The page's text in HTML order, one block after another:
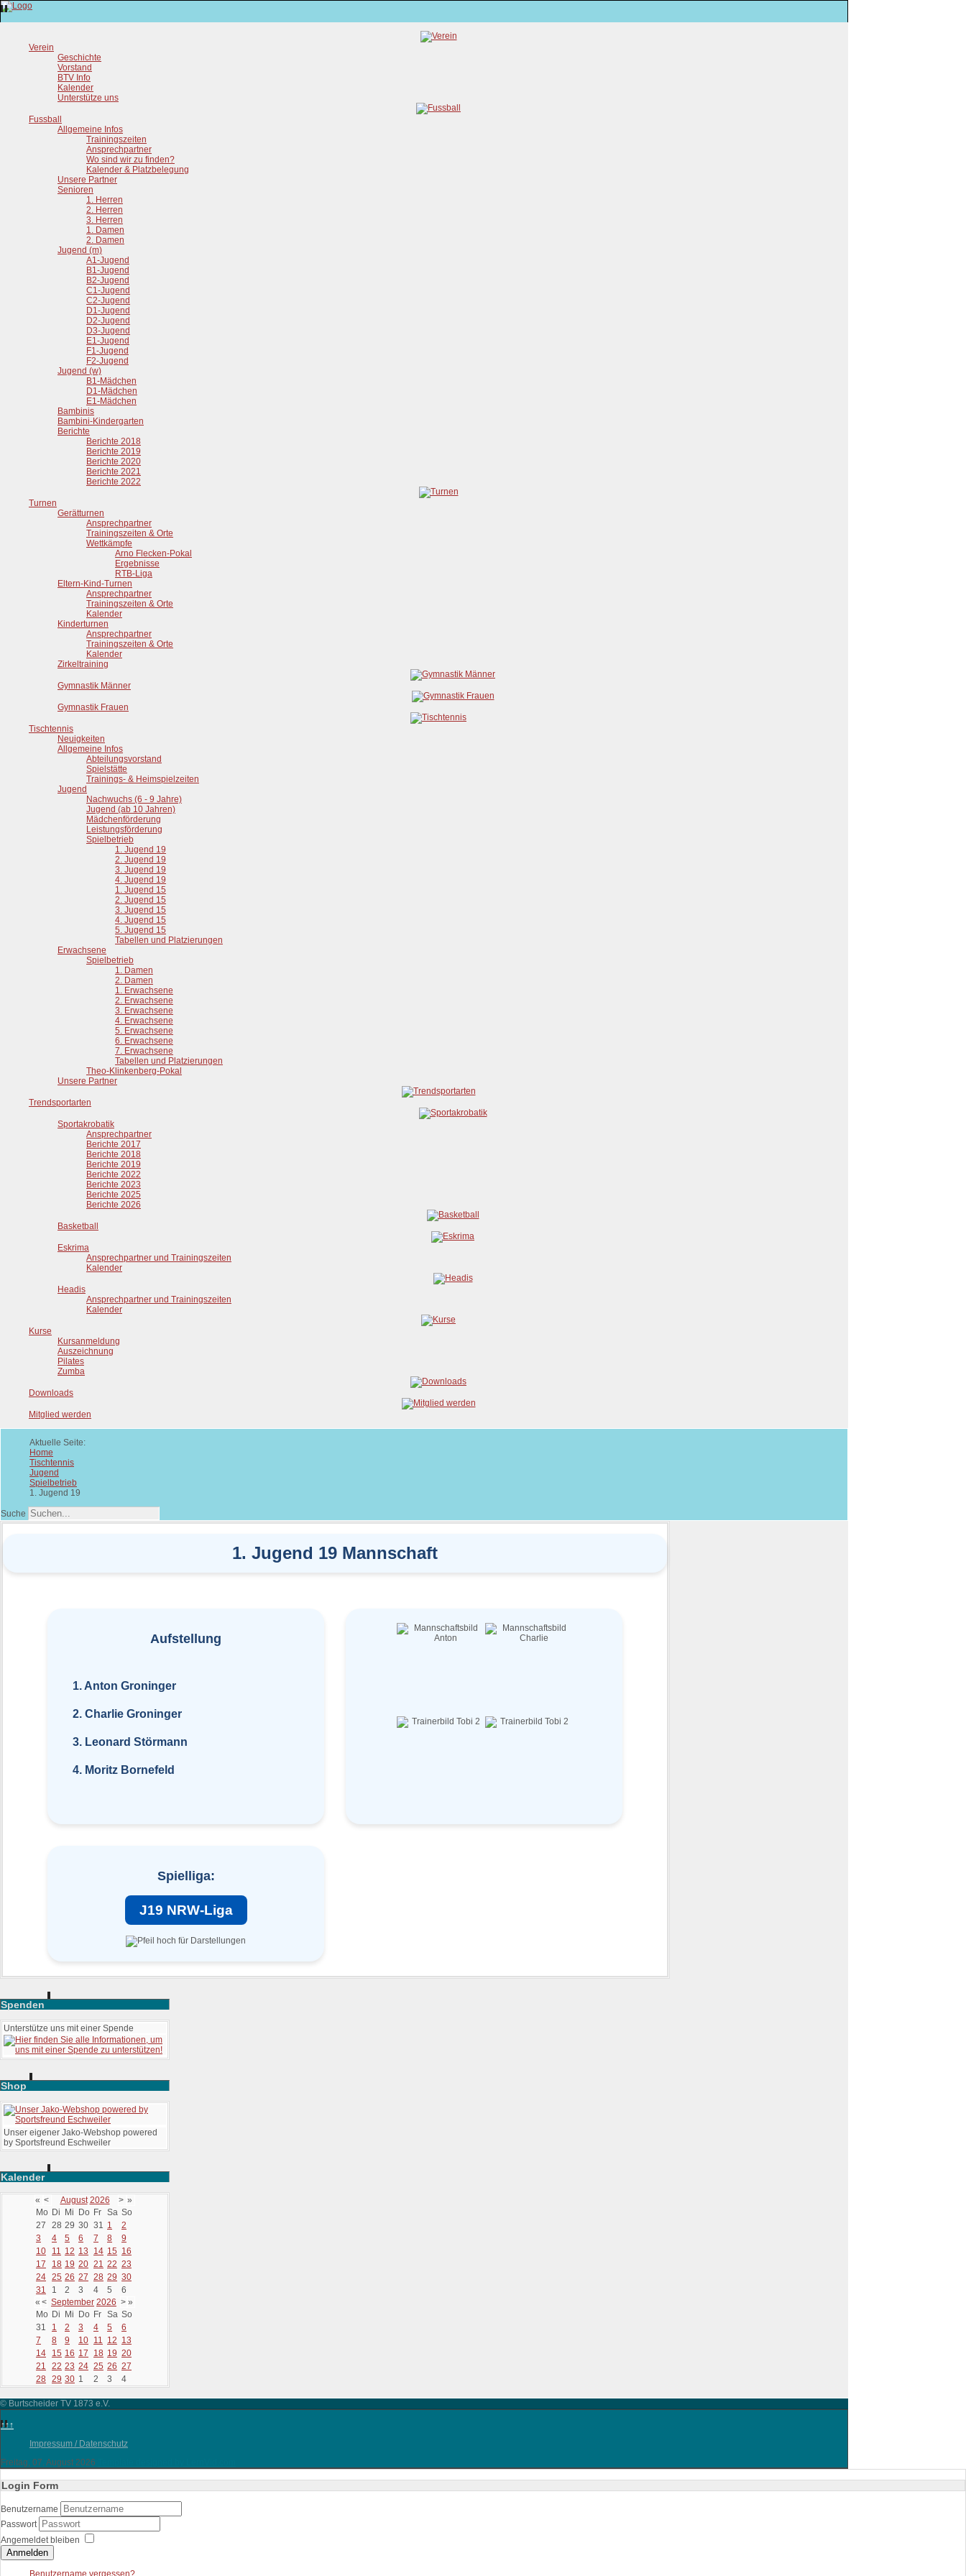
Verein
Geschichte
Vorstand
BTV Info
Kalender
Unterstütze uns
Fussball
Allgemeine Infos
Trainingszeiten
Ansprechpartner
Wo sind wir zu finden?
Kalender & Platzbelegung
Unsere Partner
Senioren
1. Herren
2. Herren
3. Herren
1. Damen
2. Damen
Jugend (m)
A1-Jugend
B1-Jugend
B2-Jugend
C1-Jugend
C2-Jugend
D1-Jugend
D2-Jugend
D3-Jugend
E1-Jugend
F1-Jugend
F2-Jugend
Jugend (w)
B1-Mädchen
D1-Mädchen
E1-Mädchen
Bambinis
Bambini-Kindergarten
Berichte
Berichte 2018
Berichte 2019
Berichte 2020
Berichte 2021
Berichte 2022
Turnen
Gerätturnen
Ansprechpartner
Trainingszeiten & Orte
Wettkämpfe
Arno Flecken-Pokal
Ergebnisse
RTB-Liga
Eltern-Kind-Turnen
Ansprechpartner
Trainingszeiten & Orte
Kalender
Kinderturnen
Ansprechpartner
Trainingszeiten & Orte
Kalender
Zirkeltraining
Gymnastik Männer
Gymnastik Frauen
Tischtennis
Neuigkeiten
Allgemeine Infos
Abteilungsvorstand
Spielstätte
Trainings- & Heimspielzeiten
Jugend
Nachwuchs (6 - 9 Jahre)
Jugend (ab 10 Jahren)
Mädchenförderung
Leistungsförderung
Spielbetrieb
1. Jugend 19
2. Jugend 19
3. Jugend 19
4. Jugend 19
1. Jugend 15
2. Jugend 15
3. Jugend 15
4. Jugend 15
5. Jugend 15
Tabellen und Platzierungen
Erwachsene
Spielbetrieb
1. Damen
2. Damen
1. Erwachsene
2. Erwachsene
3. Erwachsene
4. Erwachsene
5. Erwachsene
6. Erwachsene
7. Erwachsene
Tabellen und Platzierungen
Theo-Klinkenberg-Pokal
Unsere Partner
Trendsportarten
Sportakrobatik
Ansprechpartner
Berichte 2017
Berichte 2018
Berichte 2019
Berichte 2022
Berichte 2023
Berichte 2025
Berichte 2026
Basketball
Eskrima
Ansprechpartner und Trainingszeiten
Kalender
Headis
Ansprechpartner und Trainingszeiten
Kalender
Kurse
Kursanmeldung
Auszeichnung
Pilates
Zumba
Downloads
Mitglied werden
Aktuelle Seite:
Home
Tischtennis
Jugend
Spielbetrieb
1. Jugend 19
Suche
1. Jugend 19 Mannschaft
Aufstellung
1. Anton Groninger
2. Charlie Groninger
3. Leonard Störmann
4. Moritz Bornefeld
Spielliga:
J19 NRW-Liga
Spenden
Unterstütze uns mit einer Spende
Shop
Unser eigener Jako-Webshop powered
by Sportsfreund Eschweiler
Kalender
« < August 2026 > »
Mo Di Mi Do Fr Sa So
27
28 29 30 31 1
2
3
4 5 6 7 8
9
10
11 12 13 14 15 16
17
18 19 20 21 22 23
24 25 26 27 28 29 30
31
1 2 3 4 5
6
« < September 2026 > »
Mo Di Mi Do Fr Sa So
31
1 2 3 4 5
6
7
8 9 10 11 12 13
14
15 16 17 18 19 20
21
22 23 24 25 26 27
28 29 30 1 2 3 4
© Burtscheider TV 1873 e.V.
↑↑↑
Impressum / Datenschutz
Freitag, 07. August 2026
Login Form
Benutzername
Passwort
Angemeldet bleiben
Anmelden
Benutzername vergessen?